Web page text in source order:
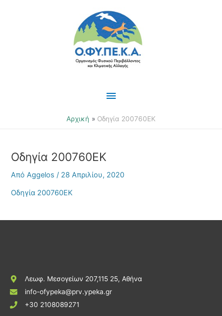
Κύριο
Μενού
Αρχική Οδηγία 200760ΕΚ
Οδηγία 200760ΕΚ
ΑπόAggelos/ 28 Απριλίου, 2020
Οδηγία 200760ΕΚ
Λεωφ. Μεσογείων 207,115 25, Αθήνα
info-ofypeka@prv.ypeka.gr
+30 2108089271